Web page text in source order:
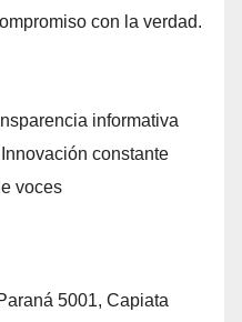
con la verdad.
informativa
constante
voces
5001, Capiata